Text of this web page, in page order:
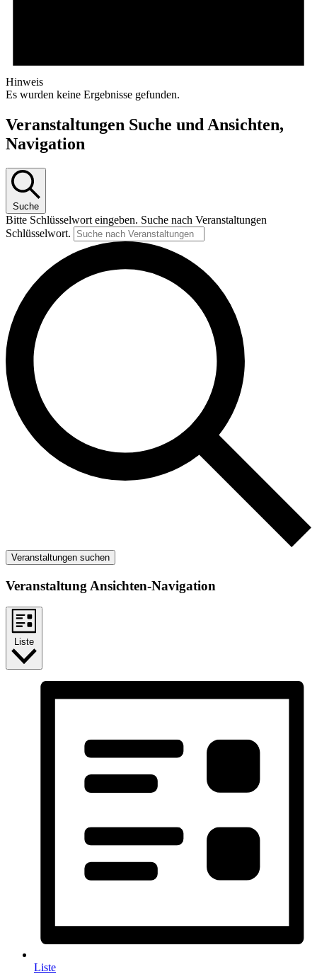
Hinweis
Es wurden keine Ergebnisse gefunden.
Veranstaltungen Suche und Ansichten,
Navigation
Suche
Bitte Schlüsselwort eingeben. Suche nach Veranstaltungen
Schlüsselwort.
Veranstaltungen suchen
Veranstaltung Ansichten-Navigation
Liste
Liste